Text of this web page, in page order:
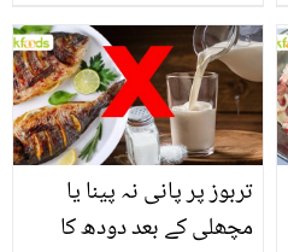
انگیز طبی فوائد
تربوز پر پانی نہ پینا یا
مچھلی کے بعد دودھ کا